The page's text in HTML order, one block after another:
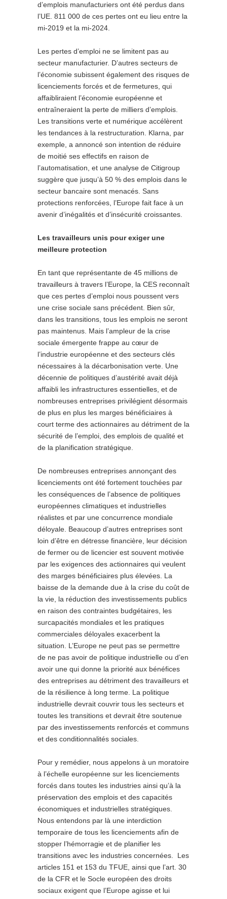
d’emplois manufacturiers ont été perdus dans
l’UE. 811 000 de ces pertes ont eu lieu entre la
mi-2019 et la mi-2024.
Les pertes d’emploi ne se limitent pas au
secteur manufacturier. D’autres secteurs de
l’économie subissent également des risques de
licenciements forcés et de fermetures, qui
affaibliraient l’économie européenne et
entraîneraient la perte de milliers d’emplois.
Les transitions verte et numérique accélèrent
les tendances à la restructuration. Klarna, par
exemple, a annoncé son intention de réduire
de moitié ses effectifs en raison de
l’automatisation, et une analyse de Citigroup
suggère que jusqu’à 50 % des emplois dans le
secteur bancaire sont menacés. Sans
protections renforcées, l’Europe fait face à un
avenir d’inégalités et d’insécurité croissantes.
Les travailleurs unis pour exiger une
meilleure protection
En tant que représentante de 45 millions de
travailleurs à travers l’Europe, la CES reconnaît
que ces pertes d’emploi nous poussent vers
une crise sociale sans précédent. Bien sûr,
dans les transitions, tous les emplois ne seront
pas maintenus. Mais l’ampleur de la crise
sociale émergente frappe au cœur de
l’industrie européenne et des secteurs clés
nécessaires à la décarbonisation verte. Une
décennie de politiques d’austérité avait déjà
affaibli les infrastructures essentielles, et de
nombreuses entreprises privilégient désormais
de plus en plus les marges bénéficiaires à
court terme des actionnaires au détriment de la
sécurité de l’emploi, des emplois de qualité et
de la planification stratégique.
De nombreuses entreprises annonçant des
licenciements ont été fortement touchées par
les conséquences de l’absence de politiques
européennes climatiques et industrielles
réalistes et par une concurrence mondiale
déloyale. Beaucoup d’autres entreprises sont
loin d’être en détresse financière, leur décision
de fermer ou de licencier est souvent motivée
par les exigences des actionnaires qui veulent
des marges bénéficiaires plus élevées. La
baisse de la demande due à la crise du coût de
la vie, la réduction des investissements publics
en raison des contraintes budgétaires, les
surcapacités mondiales et les pratiques
commerciales déloyales exacerbent la
situation. L’Europe ne peut pas se permettre
de ne pas avoir de politique industrielle ou d’en
avoir une qui donne la priorité aux bénéfices
des entreprises au détriment des travailleurs et
de la résilience à long terme. La politique
industrielle devrait couvrir tous les secteurs et
toutes les transitions et devrait être soutenue
par des investissements renforcés et communs
et des conditionnalités sociales.
Pour y remédier, nous appelons à un moratoire
à l’échelle européenne sur les licenciements
forcés dans toutes les industries ainsi qu’à la
préservation des emplois et des capacités
économiques et industrielles stratégiques.
Nous entendons par là une interdiction
temporaire de tous les licenciements afin de
stopper l’hémorragie et de planifier les
transitions avec les industries concernées. Les
articles 151 et 153 du TFUE, ainsi que l’art. 30
de la CFR et le Socle européen des droits
sociaux exigent que l’Europe agisse et lui